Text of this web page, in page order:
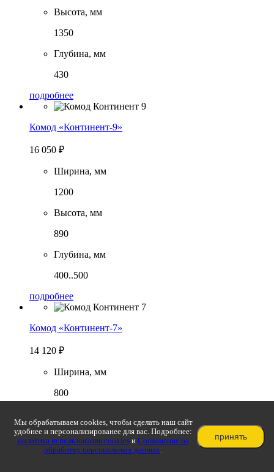
Высота, мм
1350
Глубина, мм
430
подробнее
Комод «Континент-9»
16 050 ₽
Ширина, мм
1200
Высота, мм
890
Глубина, мм
400..500
подробнее
Комод «Континент-7»
14 120 ₽
Ширина, мм
800
890
Глубина, мм
Мы обрабатываем cookies, чтобы сделать наш сайт
удобнее и персонализированее для вас. Подробнее:
политика использования cookiesи Соглашение на
обработку персональных данных.
принять